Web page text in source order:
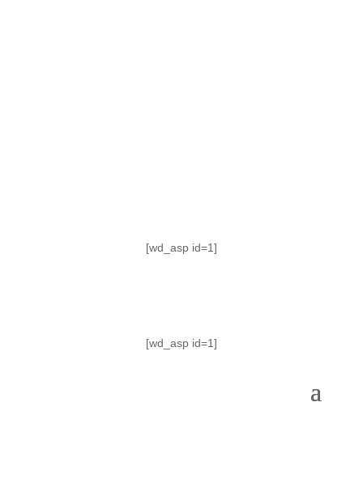
[wd_asp id=1]
[wd_asp id=1]